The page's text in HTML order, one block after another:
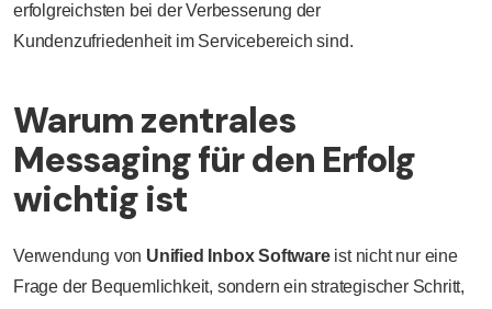
erfolgreichsten bei der Verbesserung der
Kundenzufriedenheit im Servicebereich sind.
Warum zentrales
Messaging für den Erfolg
wichtig ist
Verwendung von Unified Inbox Softwareist nicht nur eine
Frage der Bequemlichkeit, sondern ein strategischer Schritt,